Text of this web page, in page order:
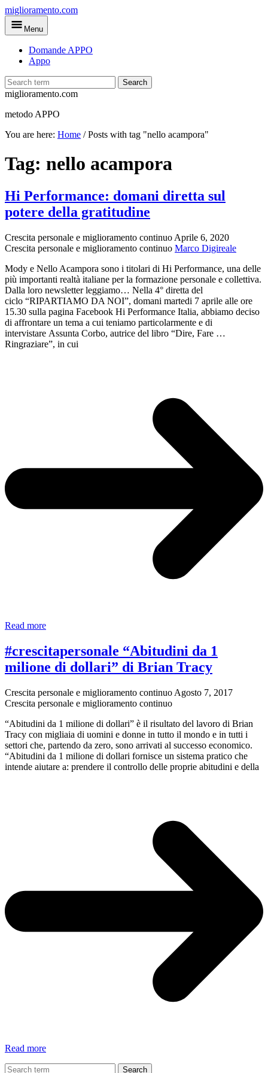
Skip
to
main
miglioramento.com
Menu
Domande APPO
Appo
Search
miglioramento.com
metodo APPO
You are here: Home /Posts with tag "nello acampora"
Tag: nello acampora
Hi Performance: domani diretta sul
potere della gratitudine
Crescita personale e miglioramento continuo Aprile 6, 2020
Crescita personale e miglioramento continuo Marco Digireale
Mody e Nello Acampora sono i titolari di Hi Performance, una delle
più importanti realtà italiane per la formazione personale e collettiva.
Dalla loro newsletter leggiamo… Nella 4° diretta del
ciclo “RIPARTIAMO DA NOI”, domani martedi 7 aprile alle ore
15.30 sulla pagina Facebook Hi Performance Italia, abbiamo deciso
di affrontare un tema a cui teniamo particolarmente e di
intervistare Assunta Corbo, autrice del libro “Dire, Fare …
Ringraziare”, in cui
Read moreHi
domani
diretta
sul
della
gratitudine
#crescitapersonale “Abitudini da 1
milione di dollari” di Brian Tracy
Crescita personale e miglioramento continuo Agosto 7, 2017
Crescita personale e miglioramento continuo
“Abitudini da 1 milione di dollari” è il risultato del lavoro di Brian
Tracy con migliaia di uomini e donne in tutto il mondo e in tutti i
settori che, partendo da zero, sono arrivati al successo economico.
“Abitudini da 1 milione di dollari fornisce un sistema pratico che
intende aiutare a: prendere il controllo delle proprie abitudini e della
Read more#crescitapersonale
da
Search